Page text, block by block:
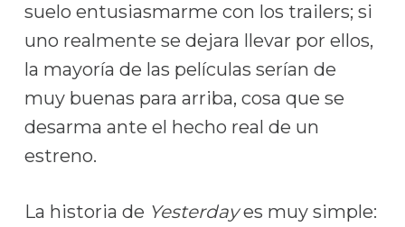
suelo entusiasmarme con los trailers; si
uno realmente se dejara llevar por ellos,
la mayoría de las películas serían de
muy buenas para arriba, cosa que se
desarma ante el hecho real de un
estreno.
La historia de Yesterdayes muy simple: